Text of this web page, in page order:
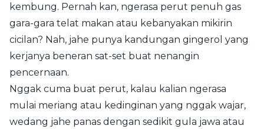
kembung. Pernah kan, ngerasa perut penuh gas
gara-gara telat makan atau kebanyakan mikirin
cicilan? Nah, jahe punya kandungan gingerol yang
kerjanya beneran sat-set buat nenangin
pencernaan.
Nggak cuma buat perut, kalau kalian ngerasa
mulai meriang atau kedinginan yang nggak wajar,
wedang jahe panas dengan sedikit gula jawa atau